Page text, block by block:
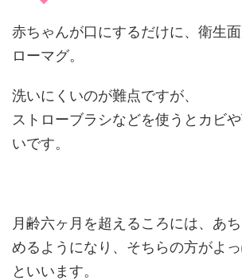
赤ちゃんが口にするだけに、衛生
ローマグ。
洗いにくいのが難点ですが、
ストローブラシなどを使うとカビ
いです。
月齢六ヶ月を超えるころには、あ
めるようになり、そちらの方がよ
といいます。